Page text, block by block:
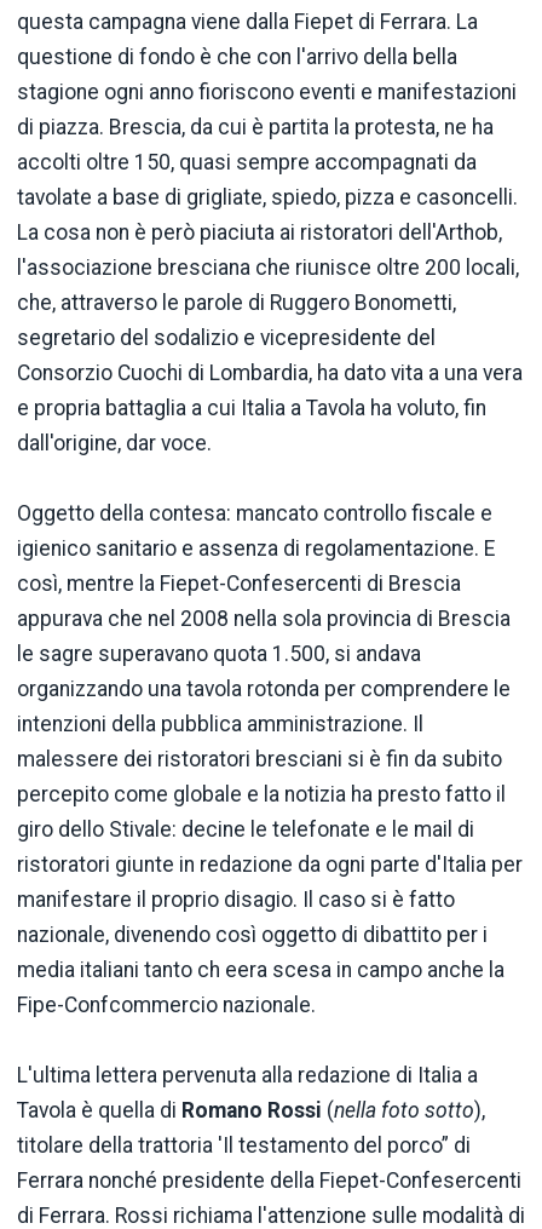
questa campagna viene dalla Fiepet di Ferrara. La
questione di fondo è che con l'arrivo della bella
stagione ogni anno fioriscono eventi e manifestazioni
di piazza. Brescia, da cui è partita la protesta, ne ha
accolti oltre 150, quasi sempre accompagnati da
tavolate a base di grigliate, spiedo, pizza e casoncelli.
La cosa non è però piaciuta ai ristoratori dell'Arthob,
l'associazione bresciana che riunisce oltre 200 locali,
che, attraverso le parole di Ruggero Bonometti,
segretario del sodalizio e vicepresidente del
Consorzio Cuochi di Lombardia, ha dato vita a una vera
e propria battaglia a cui Italia a Tavola ha voluto, fin
dall'origine, dar voce.
Oggetto della contesa: mancato controllo fiscale e
igienico sanitario e assenza di regolamentazione. E
così, mentre la Fiepet-Confesercenti di Brescia
appurava che nel 2008 nella sola provincia di Brescia
le sagre superavano quota 1.500, si andava
organizzando una tavola rotonda per comprendere le
intenzioni della pubblica amministrazione. Il
malessere dei ristoratori bresciani si è fin da subito
percepito come globale e la notizia ha presto fatto il
giro dello Stivale: decine le telefonate e le mail di
ristoratori giunte in redazione da ogni parte d'Italia per
manifestare il proprio disagio. Il caso si è fatto
nazionale, divenendo così oggetto di dibattito per i
media italiani tanto ch eera scesa in campo anche la
Fipe-Confcommercio nazionale.
L'ultima lettera pervenuta alla redazione di Italia a
Tavola è quella di Romano Rossi (nella foto sotto),
titolare della trattoria 'Il testamento del porco” di
Ferrara nonché presidente della Fiepet-Confesercenti
di Ferrara. Rossi richiama l'attenzione sulle modalità di